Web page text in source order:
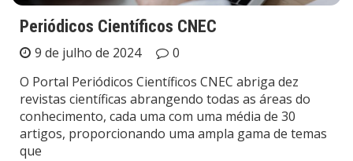
Periódicos Científicos CNEC
9 de julho de 2024
0
O Portal Periódicos Científicos CNEC abriga dez
revistas científicas abrangendo todas as áreas do
conhecimento, cada uma com uma média de 30
artigos, proporcionando uma ampla gama de temas
que